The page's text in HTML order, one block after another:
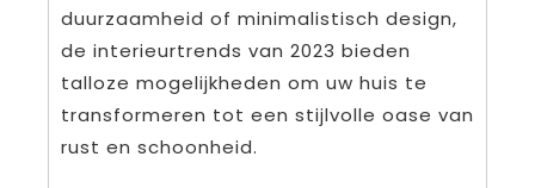
duurzaamheid of minimalistisch design,
de interieurtrends van 2023 bieden
talloze mogelijkheden om uw huis te
transformeren tot een stijlvolle oase van
rust en schoonheid.